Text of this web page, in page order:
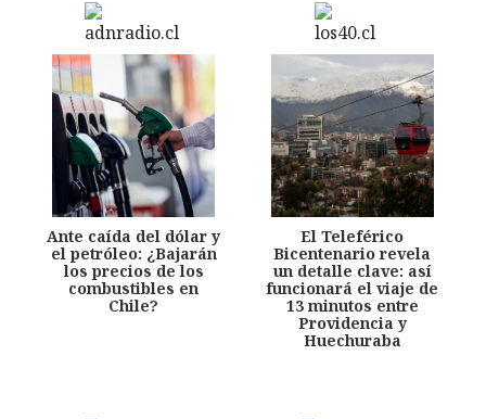
Ante caída del dólar y
el petróleo: ¿Bajarán
los precios de los
combustibles en
Chile?
El Teleférico
Bicentenario revela
un detalle clave: así
funcionará el viaje de
13 minutos entre
Providencia y
Huechuraba